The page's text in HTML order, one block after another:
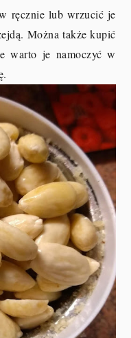
ręcznie lub wrzucić je
Można także kupić
warto je namoczyć w